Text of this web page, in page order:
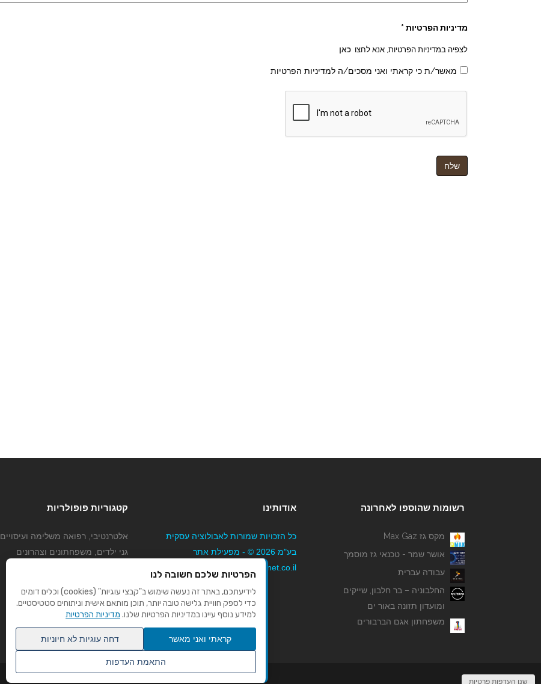
מדיניות הפרטיות *
לצפיה במדיניות הפרטיות, אנא לחצו כאן
מאשר/ת כי קראתי ואני מסכים/ה למדיניות הפרטיות
רשומות שהוספו לאחרונה
מקס גז Max Gaz
אושר שמר - טכנאי גז מוסמך
עבודה עברית
החלבוניה – בר חלבון, שייקים
ומועדון תזונה באור ים
משפחתון אגם הברבורים
אודותינו
כל הזכויות שמורות לאבולוציה עסקית
בע"מ 2026 © - מפעילת אתר
Mybiznet.co.il
קטגוריות פופולריות
אלטרנטיבי, רפואה משלימה ועיסויים
גני ילדים, משפחתונים וצהרונים
הפרטיות שלכם חשובה לנו
לידיעתכם, באתר זה נעשה שימוש ב"קבצי עוגיות" (cookies) וכלים דומים
כדי לספק חוויית גלישה טובה יותר, תוכן מותאם אישית וניתוחים סטטיסטיים.
למידע נוסף עיינו במדיניות הפרטיות שלנו. מדיניות הפרטיות
קראתי ואני מאשר דחה עוגיות לא חיוניות
התאמת העדפות
שנו העדפות פרטיות